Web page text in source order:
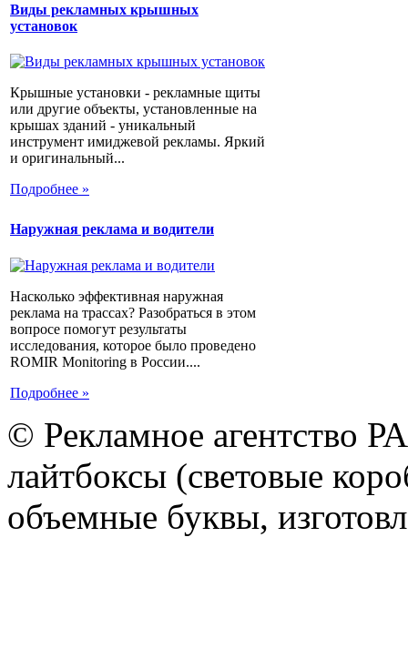
Виды рекламных крышных
установок
Крышные установки - рекламные щиты
или другие объекты, установленные на
крышах зданий - уникальный
инструмент имиджевой рекламы. Яркий
и оригинальный...
Подробнее »
Наружная реклама и водители
Насколько эффективная наружная
реклама на трассах? Разобраться в этом
вопросе помогут результаты
исследования, которое было проведено
ROMIR Monitoring в России....
Подробнее »
© Рекламное агентство
лайтбоксы (световые
объемные буквы,